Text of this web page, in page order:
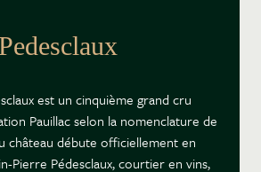
est un cinquième grand cru
Pauillac selon la nomenclature de
château débute officiellement en
Pierre Pédesclaux, courtier en vins,